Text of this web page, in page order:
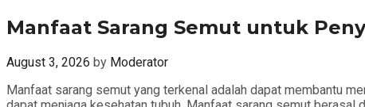
Manfaat Sarang Semut untuk
August 3, 2026 by Moderator
Manfaat sarang semut yang terkenal adalah dapat membantu